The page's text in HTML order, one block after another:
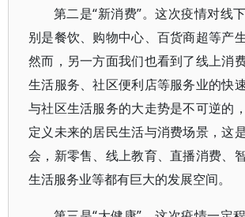
第二是“新消费”。这次疫情对线
别是餐饮、购物中心、百货商超等产
然而，另一方面我们也看到了线上消
生活服务、社区便利店等服务业的快
与社区生活服务的大走势是不可逆的
定义未来的居民生活与消费场景，这
会，新零售、线上教育、直播消费、
生活服务业等都有巨大的发展空间。